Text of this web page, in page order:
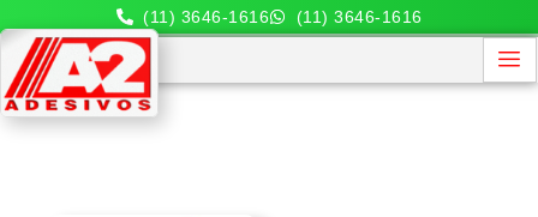
(11) 3646-1616 (11) 3646-1616